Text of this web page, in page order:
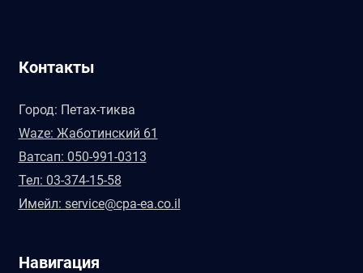
Контакты
Город: Петах-тиква
Waze: Жаботинский 61
Ватсап: 050-991-0313
Тел: 03-374-15-58
Имейл: service@cpa-ea.co.il
Навигация